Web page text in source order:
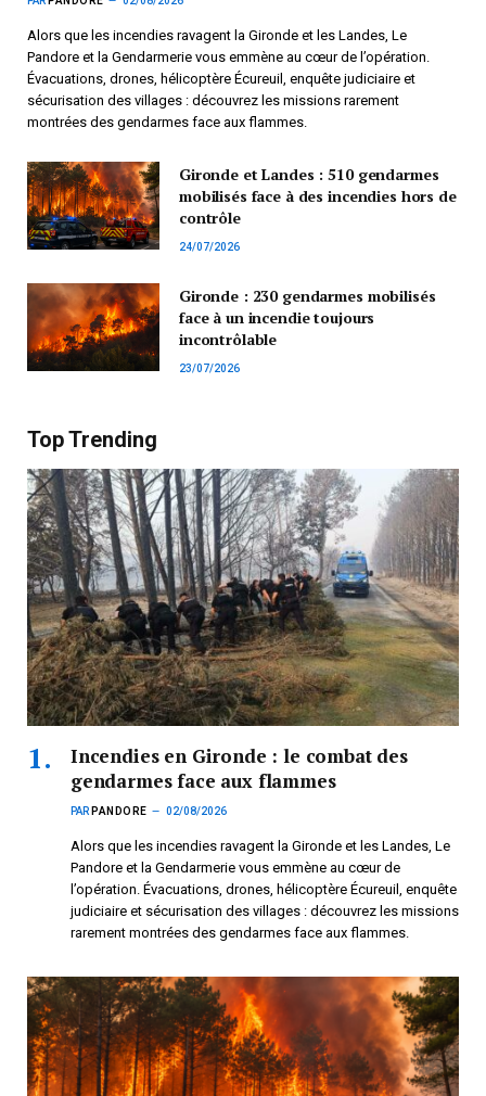
Alors que les incendies ravagent la Gironde et les Landes, Le
Pandore et la Gendarmerie vous emmène au cœur de l’opération.
Évacuations, drones, hélicoptère Écureuil, enquête judiciaire et
sécurisation des villages : découvrez les missions rarement
montrées des gendarmes face aux flammes.
Gironde et Landes : 510 gendarmes
mobilisés face à des incendies hors de
contrôle
24/07/2026
Gironde : 230 gendarmes mobilisés
face à un incendie toujours
incontrôlable
23/07/2026
Top Trending
Incendies en Gironde : le combat des
gendarmes face aux flammes
PAR PANDORE 02/08/2026
Alors que les incendies ravagent la Gironde et les Landes, Le
Pandore et la Gendarmerie vous emmène au cœur de
l’opération. Évacuations, drones, hélicoptère Écureuil, enquête
judiciaire et sécurisation des villages : découvrez les missions
rarement montrées des gendarmes face aux flammes.